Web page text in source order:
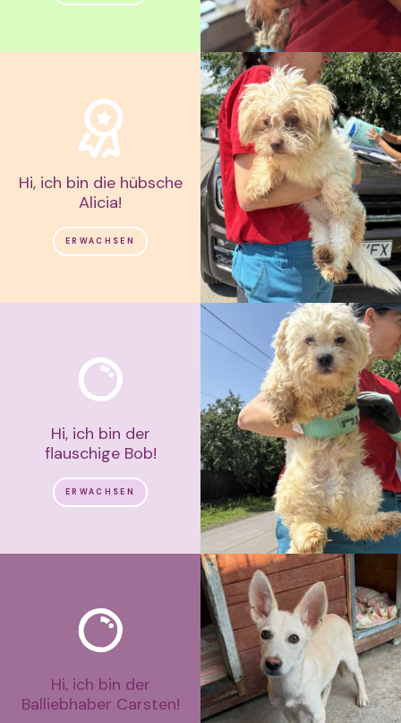
Hi, ich bin die hübsche
Alicia!
ERWACHSEN
Hi, ich bin der
flauschige Bob!
ERWACHSEN
Hi, ich bin der
Balliebhaber Carsten!